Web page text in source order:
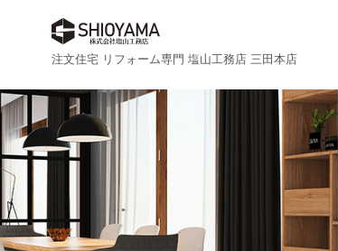
注文住宅 リフォーム専門 塩山工務店 三田本店